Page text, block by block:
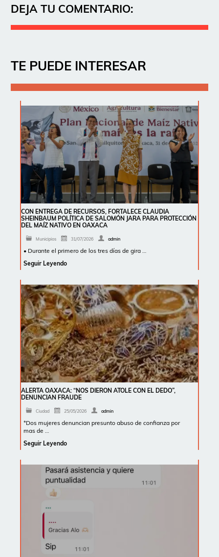
DEJA TU COMENTARIO:
TE PUEDE INTERESAR
CON ENTREGA DE RECURSOS, FORTALECE CLAUDIA
SHEINBAUM POLÍTICA DE SALOMÓN JARA PARA PROTECCIÓN
DEL MAÍZ NATIVO EN OAXACA
Municipios 31/07/2026 admin
• Durante el primero de los tres días de gira …
Seguir Leyendo
ALERTA OAXACA: “NOS DIERON ATOLE CON EL DEDO”,
DENUNCIAN FRAUDE
Ciudad 25/05/2026 admin
*Dos mujeres denuncian presunto abuso de confianza por
mas de …
Seguir Leyendo